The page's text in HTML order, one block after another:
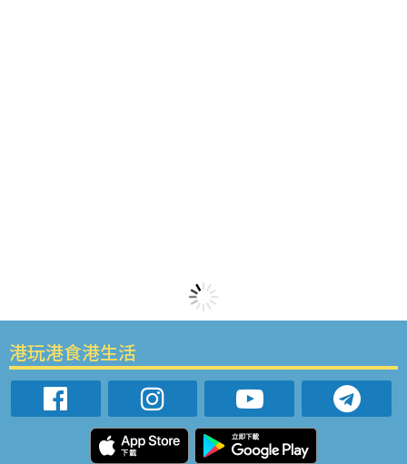
港玩港食港生活